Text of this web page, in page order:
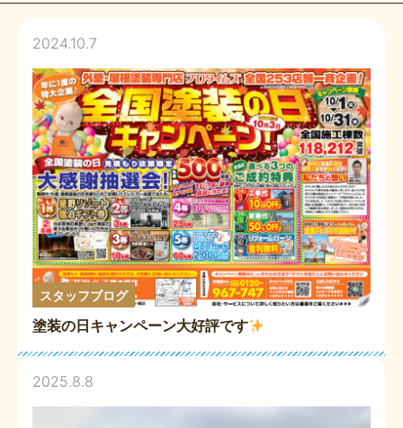
2024.10.7
スタッフブログ
塗装の日キャンペーン大好評です
2025.8.8